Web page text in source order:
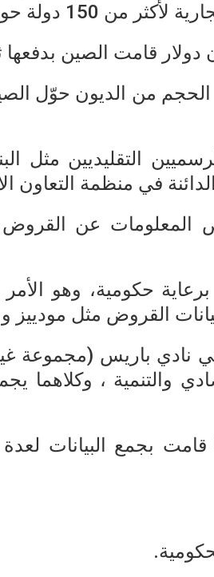
دولة حول العالم.
دولار قامت الصين بدفعها
الحجم من الديون حوّل
التقليديين مثل
في منظمة التعاون
المعلومات عن القروض
برعاية حكومية، وهو
القروض مثل مودييز
نادي باريس (مجموعة
والتنمية ، وكلاهما
بجمع البيانات